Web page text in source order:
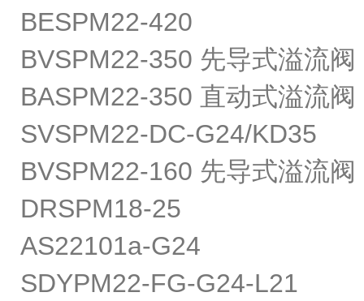
BESPM22-420
BVSPM22-350 先导式溢流阀
BASPM22-350 直动式溢流阀
SVSPM22-DC-G24/KD35
BVSPM22-160 先导式溢流阀
DRSPM18-25
AS22101a-G24
SDYPM22-FG-G24-L21